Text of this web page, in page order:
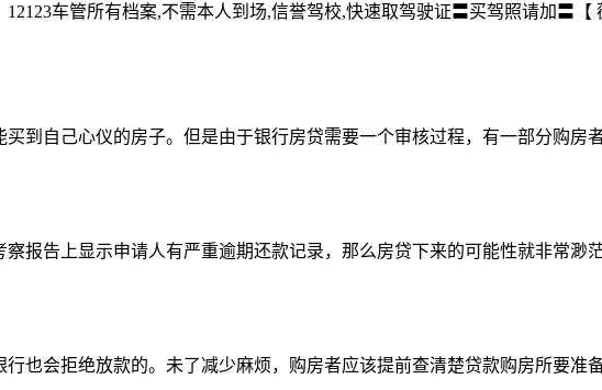
车管所有档案,不需本人到场,信誉驾校,快速取驾驶证〓买驾照请加〓【
到自己心仪的房子。但是由于银行房贷需要一个审核过程，有一部分购房
报告上显示申请人有严重逾期还款记录，那么房贷下来的可能性就非常渺
也会拒绝放款的。未了减少麻烦，购房者应该提前查清楚贷款购房所要准备